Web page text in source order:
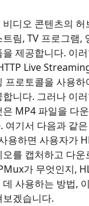
디오 콘텐츠의
림, TV 프로그램,
제공합니다. 이
Live
프로토콜을 사용하
니다. 그러나 이
MP4 파일을 다
여기서 다음과 같
용하면 사용자가
를 캡처하고 다운
가 무엇인지,
사용하는 방법,
겠습니다.